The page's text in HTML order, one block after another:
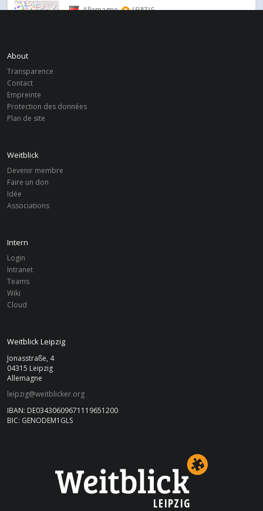
Allemagne LEIPZIG
About
Transparence
Contact
Empreinte
Protection des données
Plan de site
Weitblick
Devenir membre
Faire un don
Idée
Associations
Intern
Login
Intranet
Teams
Wiki
Cloud
Weitblick Leipzig
Jonasstraße, 4
04315 Leipzig
Allemagne
leipzig@weitblicker.org
IBAN: DE03430609671119651200
BIC: GENODEM1GLS
LEIPZIG